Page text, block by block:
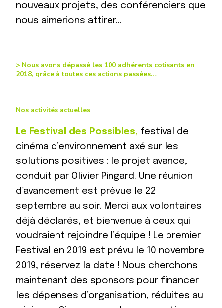
nouveaux projets, des conférenciers que
nous aimerions attirer…
> Nous avons dépassé les 100 adhérents cotisants en
2018, grâce à toutes ces actions passées…
Nos activités actuelles
Le Festival des Possibles, festival de
cinéma d’environnement axé sur les
solutions positives : le projet avance,
conduit par Olivier Pingard. Une réunion
d’avancement est prévue le 22
septembre au soir. Merci aux volontaires
déjà déclarés, et bienvenue à ceux qui
voudraient rejoindre l’équipe ! Le premier
Festival en 2019 est prévu le 10 novembre
2019, réservez la date ! Nous cherchons
maintenant des sponsors pour financer
les dépenses d’organisation, réduites au